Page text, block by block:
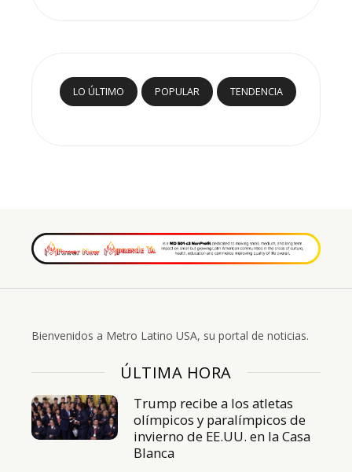
LO ÚLTIMO POPULAR TENDENCIA
Bienvenidos a Metro Latino USA, su portal de noticias.
ÚLTIMA HORA
Trump recibe a los atletas
olímpicos y paralímpicos de
invierno de EE.UU. en la Casa
Blanca